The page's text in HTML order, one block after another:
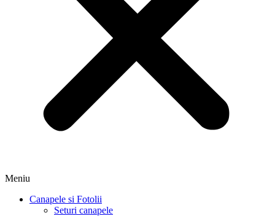
Meniu
Canapele si Fotolii
Seturi canapele